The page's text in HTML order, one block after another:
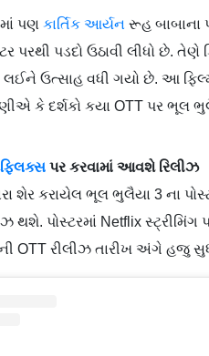
પણ કાર્તિક આર્યન રૂહ બાબાના
પરથી પડદો ઉઠાવી લીધો છે.
લઈને ઉત્સાહ વધી ગયો છે. આ
કે દર્શકો કયા OTT પર ભૂલ
પર કરવામાં આવશે રિલીઝ
શેર કરાયેલ ભૂલ ભુલૈયા 3 ના
થશે. પોસ્ટરમાં Netflix
OTT રીલીઝ તારીખ અંગે હજુ